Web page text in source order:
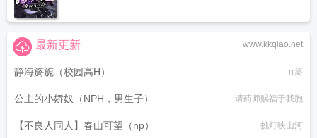
www.kkqiao.net
最新更新
静海旖旎（校园高H） rr旖
公主的小娇奴（NPH，男生子） 请药师赐福于我胞
【不良人同人】春山可望（np） 挑灯映山河